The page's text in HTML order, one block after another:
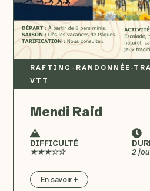
RAFTING – RANDONNÉE–
VTT
Mendi Raid
DIFFICULTÉ
★★★☆☆
2
En savoir +